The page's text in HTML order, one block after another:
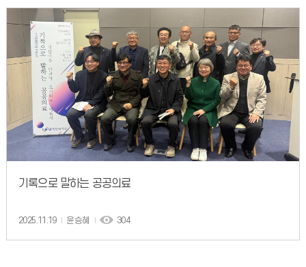
기록으로 말하는 공공의료
2025.11.19 윤승혜 304